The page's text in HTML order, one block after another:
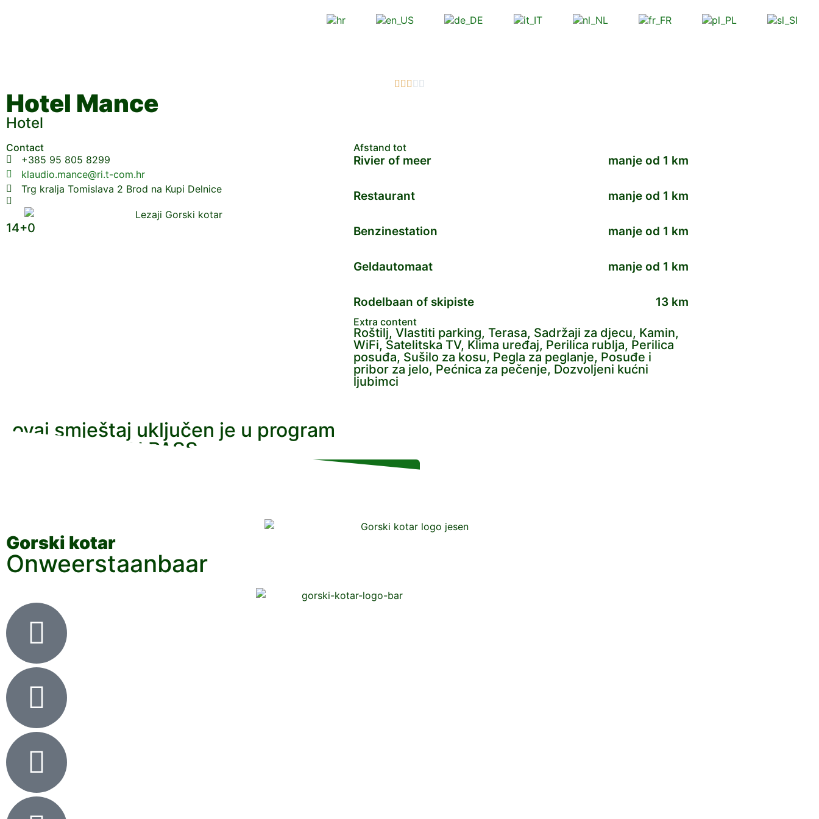
    
Hotel Mance
Hotel
Contact
+385 95 805 8299
klaudio.mance@ri.t-com.hr
Trg kralja Tomislava 2 Brod na Kupi Delnice
14+0
Afstand tot
Rivier of meer manje od 1 km
Restaurant manje od 1 km
Benzinestation manje od 1 km
Geldautomaat manje od 1 km
Rodelbaan of skipiste 13 km
Extra content
Roštilj, Vlastiti parking, Terasa, Sadržaji za djecu, Kamin,
WiFi, Satelitska TV, Klima uređaj, Perilica rublja, Perilica
posuđa, Sušilo za kosu, Pegla za peglanje, Posuđe i
pribor za jelo, Pećnica za pečenje, Dozvoljeni kućni
ljubimci
ovaj smještaj uključen je u program
DESTINATION PASS
Gorski kotar
Onweerstaanbaar